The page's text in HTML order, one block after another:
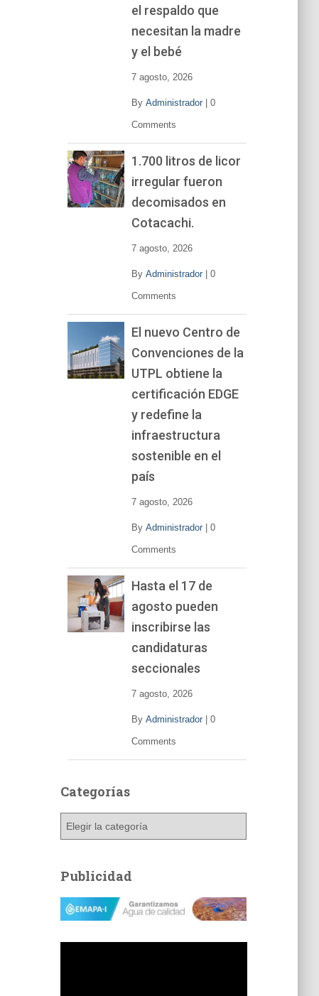
el respaldo que
necesitan la madre
y el bebé
7 agosto, 2026
By Administrador| 0
Comments
1.700 litros de licor
irregular fueron
decomisados en
Cotacachi.
7 agosto, 2026
By Administrador| 0
Comments
El nuevo Centro de
Convenciones de la
UTPL obtiene la
certificación EDGE
y redefine la
infraestructura
sostenible en el
país
7 agosto, 2026
By Administrador| 0
Comments
Hasta el 17 de
agosto pueden
inscribirse las
candidaturas
seccionales
7 agosto, 2026
By Administrador| 0
Comments
Categorías
g
o
a
Publicidad